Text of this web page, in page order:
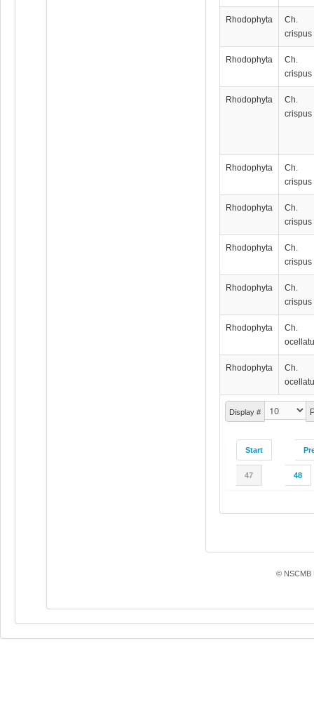
Display #
Start
47 48
Rhodophyta
Ch.
crispus
Rhodophyta
Ch.
crispus
Rhodophyta
Ch.
crispus
Rhodophyta
Ch.
crispus
Rhodophyta
Ch.
crispus
Rhodophyta
Ch.
crispus
Rhodophyta
Ch.
crispus
Rhodophyta
Ch.
Rhodophyta
Ch.
© NSCMB